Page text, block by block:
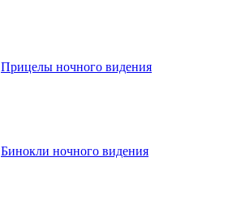
Прицелы ночного видения
Бинокли ночного видения